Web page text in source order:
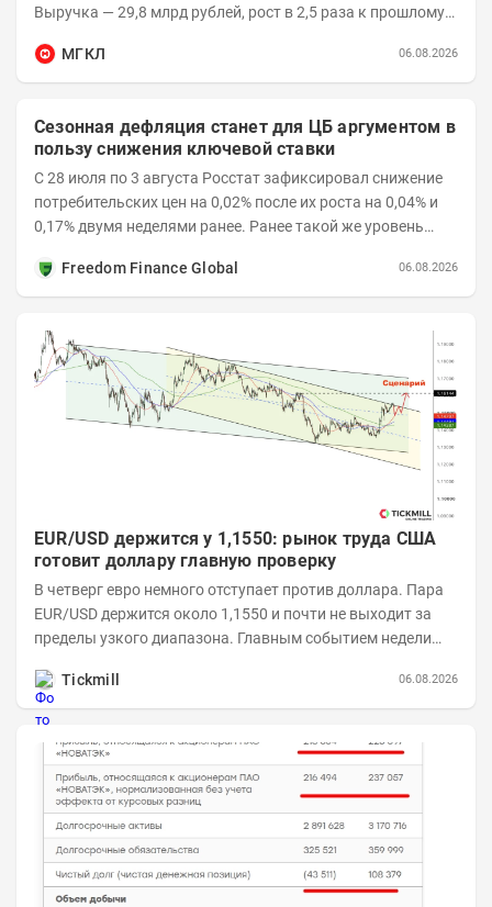
Выручка — 29,8 млрд рублей, рост в 2,5 раза к прошлому
МГКЛ
06.08.2026
Сезонная дефляция станет для ЦБ аргументом в
пользу снижения ключевой ставки
С 28 июля по 3 августа Росстат зафиксировал снижение
потребительских цен на 0,02% после их роста на 0,04% и
0,17% двумя неделями ранее. Ранее такой же уровень
Freedom Finance Global
06.08.2026
EUR/USD держится у 1,1550: рынок труда США
готовит доллару главную проверку
В четверг евро немного отступает против доллара. Пара
EUR/USD держится около 1,1550 и почти не выходит за
пределы узкого диапазона. Главным событием недели
Tickmill
06.08.2026